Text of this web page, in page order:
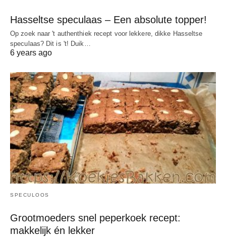
Hasseltse speculaas – Een absolute topper!
Op zoek naar 't authenthiek recept voor lekkere, dikke Hasseltse
speculaas? Dit is 't! Duik…
6 years ago
SPECULOOS
Grootmoeders snel peperkoek recept:
makkelijk én lekker